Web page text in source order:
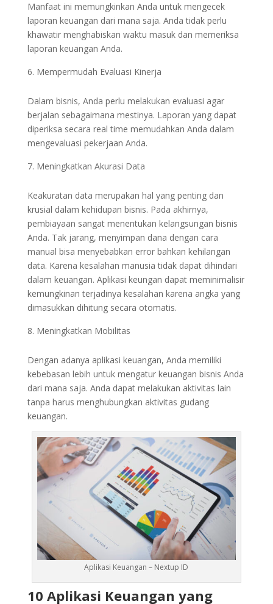
Manfaat ini memungkinkan Anda untuk mengecek
laporan keuangan dari mana saja. Anda tidak perlu
khawatir menghabiskan waktu masuk dan memeriksa
laporan keuangan Anda.
Mempermudah Evaluasi Kinerja
Dalam bisnis, Anda perlu melakukan evaluasi agar
berjalan sebagaimana mestinya. Laporan yang dapat
diperiksa secara real time memudahkan Anda dalam
mengevaluasi pekerjaan Anda.
Meningkatkan Akurasi Data
Keakuratan data merupakan hal yang penting dan
krusial dalam kehidupan bisnis. Pada akhirnya,
pembiayaan sangat menentukan kelangsungan bisnis
Anda. Tak jarang, menyimpan dana dengan cara
manual bisa menyebabkan error bahkan kehilangan
data. Karena kesalahan manusia tidak dapat dihindari
dalam keuangan. Aplikasi keungan dapat meminimalisir
kemungkinan terjadinya kesalahan karena angka yang
dimasukkan dihitung secara otomatis.
Meningkatkan Mobilitas
Dengan adanya aplikasi keuangan, Anda memiliki
kebebasan lebih untuk mengatur keuangan bisnis Anda
dari mana saja. Anda dapat melakukan aktivitas lain
tanpa harus menghubungkan aktivitas gudang
keuangan.
Aplikasi Keuangan – Nextup ID
10 Aplikasi Keuangan yang